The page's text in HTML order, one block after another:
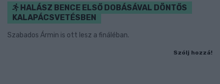
HALÁSZ BENCE ELSŐ DOBÁSÁVAL DÖNTŐS
KALAPÁCSVETÉSBEN
Szabados Ármin is ott lesz a fináléban.
Szólj hozzá!